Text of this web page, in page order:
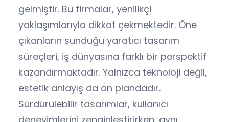
gelmiştir. Bu firmalar, yenilikçi
yaklaşımlarıyla dikkat çekmektedir. Öne
çıkanların sunduğu yaratıcı tasarım
süreçleri, iş dünyasına farklı bir perspektif
kazandırmaktadır. Yalnızca teknoloji değil,
estetik anlayış da ön plandadır.
Sürdürülebilir tasarımlar, kullanıcı